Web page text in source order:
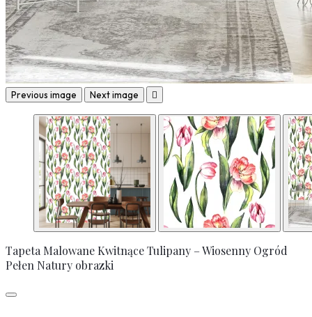
Previous image Next image 
Tapeta Malowane Kwitnące Tulipany – Wiosenny Ogród
Pełen Natury obrazki